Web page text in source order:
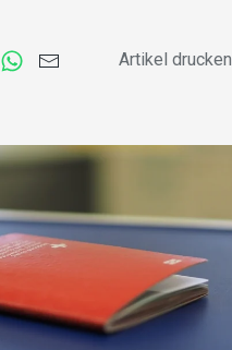
Artikel drucken